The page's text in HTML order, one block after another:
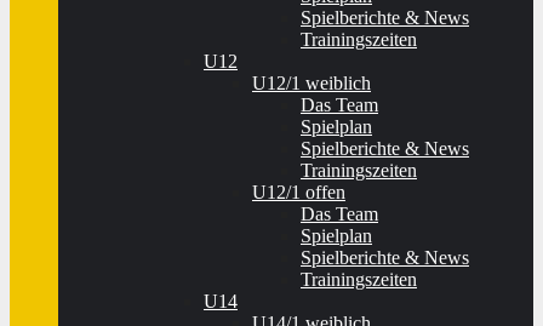
Spielberichte & News
Trainingszeiten
U12
U12/1 weiblich
Das Team
Spielplan
Spielberichte & News
Trainingszeiten
U12/1 offen
Das Team
Spielplan
Spielberichte & News
Trainingszeiten
U14